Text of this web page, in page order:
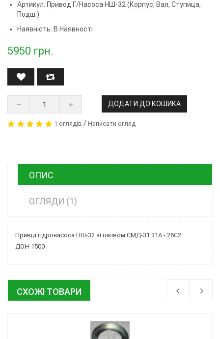
Артикул: Привод Г/насоса НШ-32 (корпус, Вал, Ступица,
Подш.)
Наявність: В Наявності
5950 грн.
ДОДАТИ ДО КОШИКА
1 оглядів / Написати огляд
ОПИС
ОГЛЯДИ (1)
Привід гідронасоса НШ-32 зі шківом СМД-31 31А - 26С2
ДОН-1500
СХОЖІ ТОВАРИ